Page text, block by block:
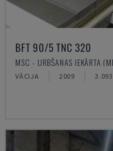
BFT 90/5 TNC 320
MSC - URBŠANAS IEKĀRTA
VĀCIJA 2009 3.093